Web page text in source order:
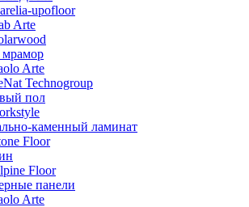
upofloor
Arte
Arte
Technogroup
пол
каменный ламинат
Floor
Floor
панели
Arte